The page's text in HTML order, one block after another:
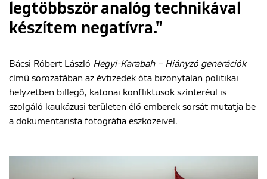
legtöbbször analóg technikával
készítem negatívra."
Bácsi Róbert László Hegyi-Karabah – Hiányzó generációk
című sorozatában az évtizedek óta bizonytalan politikai
helyzetben billegő, katonai konfliktusok színteréül is
szolgáló kaukázusi területen élő emberek sorsát mutatja be
a dokumentarista fotográfia eszközeivel.